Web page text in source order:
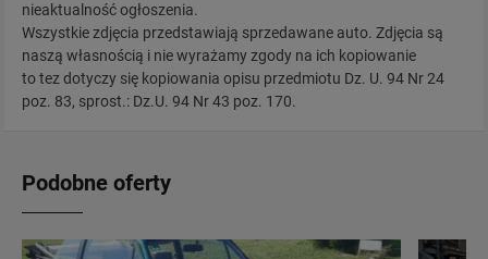
nieaktualność ogłoszenia.
Wszystkie zdjęcia przedstawiają sprzedawane auto. Zdjęcia są
naszą własnością i nie wyrażamy zgody na ich kopiowanie
to tez dotyczy się kopiowania opisu przedmiotu Dz. U. 94 Nr 24
poz. 83, sprost.: Dz.U. 94 Nr 43 poz. 170.
Podobne oferty